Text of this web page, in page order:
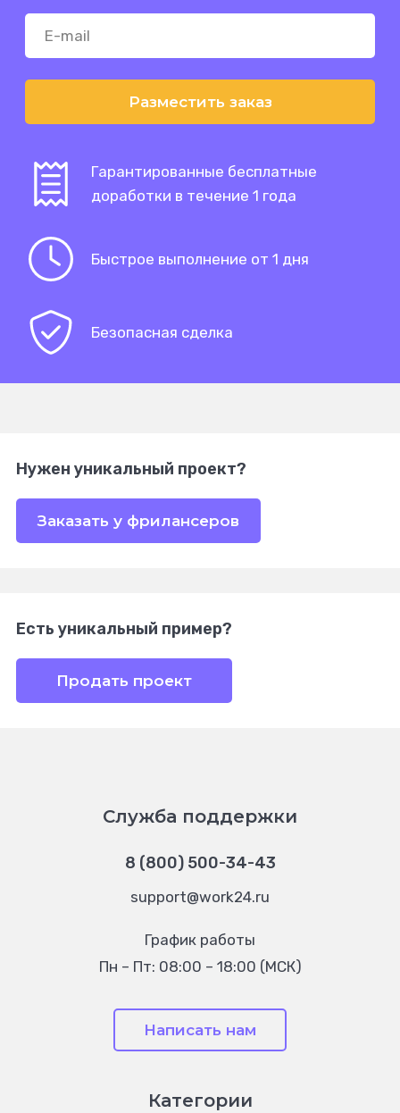
Разместить заказ
Гарантированные бесплатные
доработки в течение 1 года
Быстрое выполнение от 1 дня
Безопасная сделка
Нужен уникальный проект?
Заказать у фрилансеров
Есть уникальный пример?
Продать проект
Служба поддержки
8 (800) 500-34-43
support@work24.ru
График работы
Пн – Пт: 08:00 – 18:00 (МСК)
Написать нам
Категории